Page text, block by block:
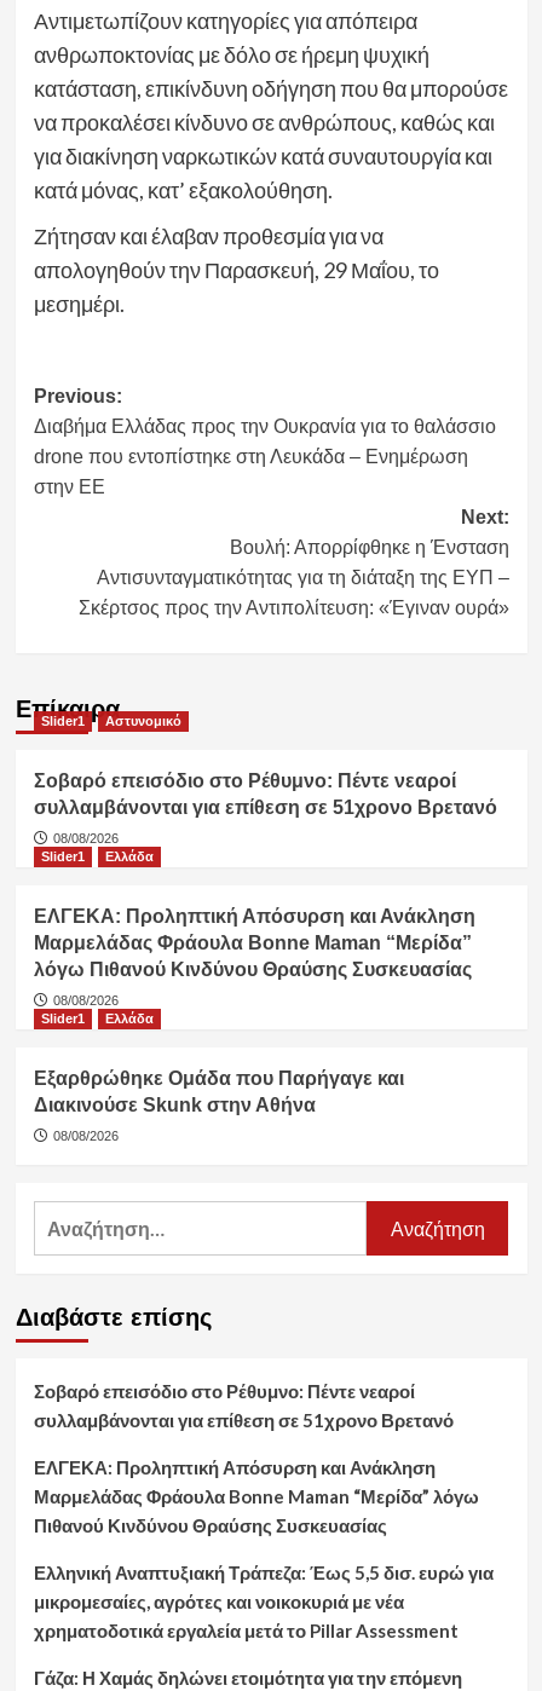
Αντιμετωπίζουν κατηγορίες για απόπειρα
ανθρωποκτονίας με δόλο σε ήρεμη ψυχική
κατάσταση, επικίνδυνη οδήγηση που θα μπορούσε
να προκαλέσει κίνδυνο σε ανθρώπους, καθώς και
για διακίνηση ναρκωτικών κατά συναυτουργία και
κατά μόνας, κατ’ εξακολούθηση.
Ζήτησαν και έλαβαν προθεσμία για να
απολογηθούν την Παρασκευή, 29 Μαΐου, το
μεσημέρι.
Post
navigation
Previous:
Διαβήμα Ελλάδας προς την Ουκρανία για το θαλάσσιο
drone που εντοπίστηκε στη Λευκάδα – Ενημέρωση
στην ΕΕ
Next:
Βουλή: Απορρίφθηκε η Ένσταση
Αντισυνταγματικότητας για τη διάταξη της ΕΥΠ –
Σκέρτσος προς την Αντιπολίτευση: «Έγιναν ουρά»
Επίκαιρα
Slider1 Αστυνομικό
Σοβαρό επεισόδιο στο Ρέθυμνο: Πέντε νεαροί
συλλαμβάνονται για επίθεση σε 51χρονο Βρετανό
08/08/2026
Slider1
Ελλάδα
ΕΛΓΕΚΑ: Προληπτική Απόσυρση και Ανάκληση
Μαρμελάδας Φράουλα Bonne Maman “Μερίδα”
λόγω Πιθανού Κινδύνου Θραύσης Συσκευασίας
08/08/2026
Slider1
Ελλάδα
Εξαρθρώθηκε Ομάδα που Παρήγαγε και
Διακινούσε Skunk στην Αθήνα
08/08/2026
Αναζήτηση
Διαβάστε επίσης
Σοβαρό επεισόδιο στο Ρέθυμνο: Πέντε νεαροί
συλλαμβάνονται για επίθεση σε 51χρονο Βρετανό
ΕΛΓΕΚΑ: Προληπτική Απόσυρση και Ανάκληση
Μαρμελάδας Φράουλα Bonne Maman “Μερίδα” λόγω
Πιθανού Κινδύνου Θραύσης Συσκευασίας
Ελληνική Αναπτυξιακή Τράπεζα: Έως 5,5 δισ. ευρώ για
μικρομεσαίες, αγρότες και νοικοκυριά με νέα
χρηματοδοτικά εργαλεία μετά το Pillar Assessment
Γάζα: Η Χαμάς δηλώνει ετοιμότητα για την επόμενη